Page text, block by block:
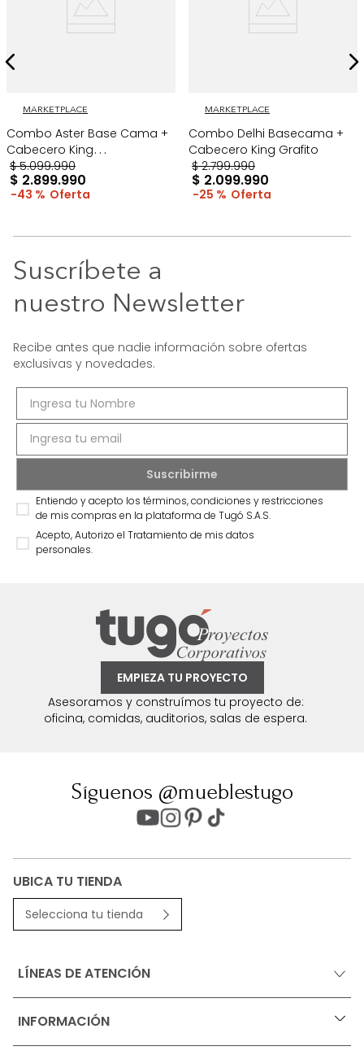
MARKETPLACE
Combo Aster Base Cama +
Cabecero King
Taupe/Madera
$ 5.099.990
$ 2.899.990
43 %
MARKETPLACE
Combo Delhi Basecama +
Cabecero King Grafito
$ 2.799.990
$ 2.099.990
25 %
Suscríbete a
nuestro Newsletter
Recibe antes que nadie información sobre ofertas
exclusivas y novedades.
Entiendo y acepto los términos, condiciones y restricciones
de mis compras en la plataforma de Tugó S.A.S.
Acepto, Autorizo el Tratamiento de mis datos
personales.
EMPIEZA TU PROYECTO
Asesoramos y construímos tu proyecto de:
oficina, comidas, auditorios, salas de espera.
Síguenos @mueblestugo
UBICA TU TIENDA
Selecciona tu tienda
LÍNEAS DE ATENCIÓN
INFORMACIÓN +